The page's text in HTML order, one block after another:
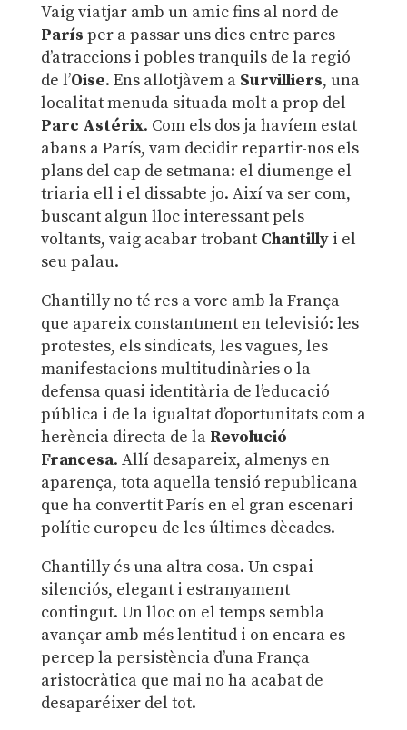
Vaig viatjar amb un amic fins al nord de
París per a passar uns dies entre parcs
d’atraccions i pobles tranquils de la regió
de l’Oise. Ens allotjàvem a Survilliers, una
localitat menuda situada molt a prop del
Parc Astérix. Com els dos ja havíem estat
abans a París, vam decidir repartir-nos els
plans del cap de setmana: el diumenge el
triaria ell i el dissabte jo. Així va ser com,
buscant algun lloc interessant pels
voltants, vaig acabar trobant Chantillyi el
seu palau.
Chantilly no té res a vore amb la França
que apareix constantment en televisió: les
protestes, els sindicats, les vagues, les
manifestacions multitudinàries o la
defensa quasi identitària de l’educació
pública i de la igualtat d’oportunitats com a
herència directa de la Revolució
Francesa. Allí desapareix, almenys en
aparença, tota aquella tensió republicana
que ha convertit París en el gran escenari
polític europeu de les últimes dècades.
Chantilly és una altra cosa. Un espai
silenciós, elegant i estranyament
contingut. Un lloc on el temps sembla
avançar amb més lentitud i on encara es
percep la persistència d’una França
aristocràtica que mai no ha acabat de
desaparéixer del tot.